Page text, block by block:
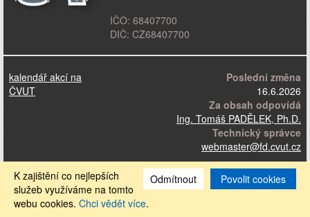
IČO: 68407700
DIČ: CZ68407700
kalendář akcí na
ČVUT
Poslední změna
16.6.2026
Za obsah odpovídá
Ing. Tomáš PADĚLEK, Ph.D.
Technický správce
webmaster@fd.cvut.cz
prohlášení o přístupnosti
cookies
© ČVUT v Praze Fakulta dopravní, 2015 – 2026
Odmítnout Povolit cookies
K zajištění co nejlepších
služeb využíváme na tomto
webu cookies. Chci vědět více.